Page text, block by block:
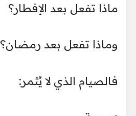
ماذا تفعل بعد الإفطار؟
وماذا تفعل بعد رمضان؟
فالصيام الذي لا يُثمر: